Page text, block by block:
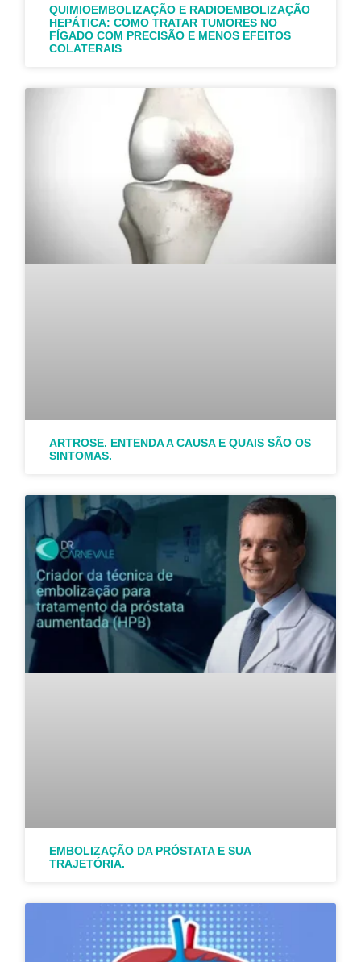
QUIMIOEMBOLIZAÇÃO E RADIOEMBOLIZAÇÃO
HEPÁTICA: COMO TRATAR TUMORES NO
FÍGADO COM PRECISÃO E MENOS EFEITOS
COLATERAIS
ARTROSE. ENTENDA A CAUSA E QUAIS SÃO OS
SINTOMAS.
EMBOLIZAÇÃO DA PRÓSTATA E SUA
TRAJETÓRIA.